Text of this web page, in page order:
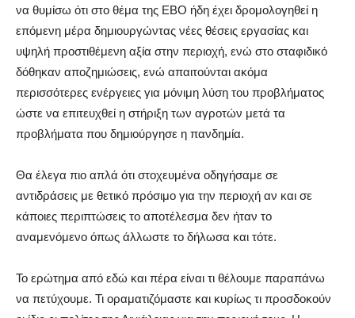
να θυμίσω ότι στο θέμα της ΕΒΟ ήδη έχει δρομολογηθεί η
επόμενη μέρα δημιουργώντας νέες θέσεις εργασίας και
υψηλή προστιθέμενη αξία στην περιοχή, ενώ στο σταφιδικό
δόθηκαν αποζημιώσεις, ενώ απαιτούνται ακόμα
περισσότερες ενέργειες για μόνιμη λύση του προβλήματος
ώστε να επιτευχθεί η στήριξη των αγροτών μετά τα
προβλήματα που δημιούργησε η πανδημία.
Θα έλεγα πιο απλά ότι στοχευμένα οδηγήσαμε σε
αντιδράσεις με θετικό πρόσιμο για την περιοχή αν και σε
κάποιες περιπτώσεις το αποτέλεσμα δεν ήταν το
αναμενόμενο όπως άλλωστε το δήλωσα και τότε.
Το ερώτημα από εδώ και πέρα είναι τι θέλουμε παραπάνω
να πετύχουμε. Τι οραματιζόμαστε και κυρίως τι προσδοκούν